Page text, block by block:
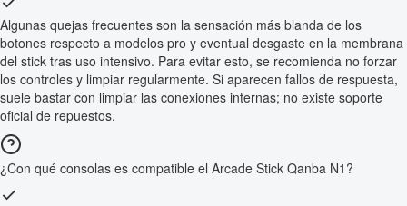
Algunas quejas frecuentes son la sensación más blanda de los
botones respecto a modelos pro y eventual desgaste en la membrana
del stick tras uso intensivo. Para evitar esto, se recomienda no forzar
los controles y limpiar regularmente. Si aparecen fallos de respuesta,
suele bastar con limpiar las conexiones internas; no existe soporte
oficial de repuestos.
¿Con qué consolas es compatible el Arcade Stick Qanba N1?